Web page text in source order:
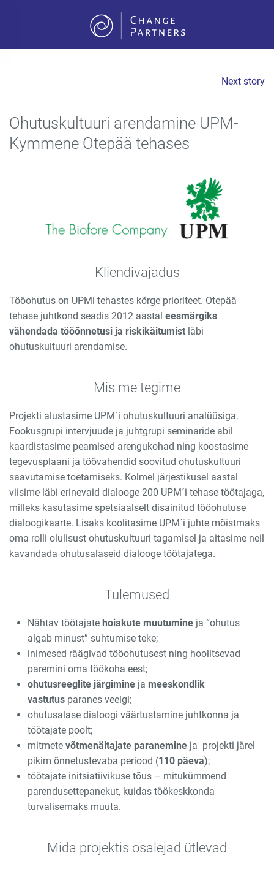
Skip to main content
Next story
Ohutuskultuuri arendamine UPM-
Kymmene Otepää tehases
Kliendivajadus
Tööohutus on UPMi tehastes kõrge prioriteet. Otepää
tehase juhtkond seadis 2012 aastal eesmärgiks
vähendada tööõnnetusi ja riskikäitumist läbi
ohutuskultuuri arendamise.
Mis me tegime
Projekti alustasime UPM´i ohutuskultuuri analüüsiga.
Fookusgrupi intervjuude ja juhtgrupi seminaride abil
kaardistasime peamised arengukohad ning koostasime
tegevusplaani ja töövahendid soovitud ohutuskultuuri
saavutamise toetamiseks. Kolmel järjestikusel aastal
viisime läbi erinevaid dialooge 200 UPM´i tehase töötajaga,
milleks kasutasime spetsiaalselt disainitud tööohutuse
dialoogikaarte. Lisaks koolitasime UPM´i juhte mõistmaks
oma rolli olulisust ohutuskultuuri tagamisel ja aitasime neil
kavandada ohutusalaseid dialooge töötajatega.
Tulemused
Nähtav töötajate hoiakute muutumine ja “ohutus
algab minust” suhtumise teke;
inimesed räägivad tööohutusest ning hoolitsevad
paremini oma töökoha eest;
ohutusreeglite järgimine ja meeskondlik
vastutus paranes veelgi;
ohutusalase dialoogi väärtustamine juhtkonna ja
töötajate poolt;
mitmete võtmenäitajate paranemine ja projekti järel
pikim õnnetustevaba periood (110 päeva);
töötajate initsiatiivikuse tõus – mitukümmend
parendusettepanekut, kuidas töökeskkonda
turvalisemaks muuta.
Mida projektis osalejad ütlevad